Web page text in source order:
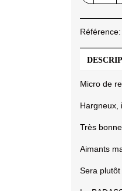
Référence:
Micro de
Hargneux,
Très
Aimants
Sera